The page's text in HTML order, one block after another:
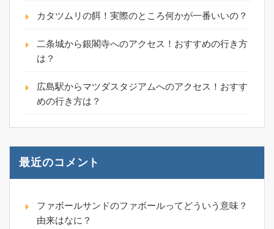
カタツムリの餌！実際のところ何かが一番いいの？
二条城から銀閣寺へのアクセス！おすすめの行き方
は？
広島駅からマツダスタジアムへのアクセス！おすす
めの行き方は？
最近のコメント
ファボールサンドのファボールってどういう意味？
由来はなに？